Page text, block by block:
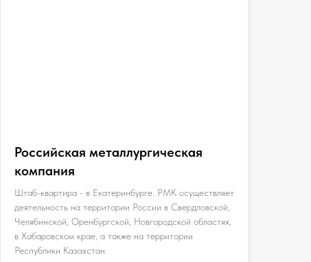
Российская металлургическая
компания
Штаб-квартира - в Екатеринбурге. РМК осуществляет
деятельность на территории России в Свердловской,
Челябинской, Оренбургской, Новгородской областях,
в Хабаровском крае, а также на территории
Республики Казахстан.